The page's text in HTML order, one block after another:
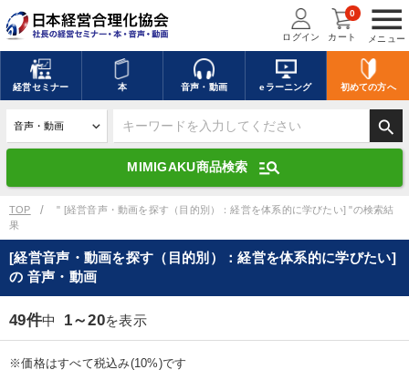
menu
メニュー
ログイン カート
0
経営セミナー 本 音声・動画 eラーニング 初めての方へ
search
MIMIGAKU商品検索 manage_search
キーワードを入力して探す
デジタル版対応のみ検索結果に表示する
search 上記の条件で検索
mic 講演収録物を探す
ます
カテゴリー
TOP
" [経営音声・動画を探す（目的別）：経営を体系的に学びたい] "の検索結
果
[経営音声・動画を探す（目的別）：経営を体系的に学びたい]
の 音声・動画
49件中 1～20を表示
※価格はすべて税込み(10%)です